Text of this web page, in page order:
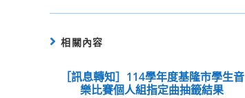
相關內容
［訊息轉知］114學年度基隆市學生音
樂比賽個人組指定曲抽籤結果